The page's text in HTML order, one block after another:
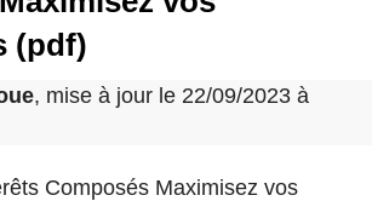
(pdf)
, mise à jour le 22/09/2023 à
Composés Maximisez vos